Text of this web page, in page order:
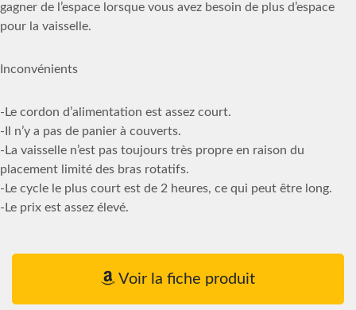
gagner de l’espace lorsque vous avez besoin de plus d’espace
pour la vaisselle.
Inconvénients
-Le cordon d’alimentation est assez court.
-Il n’y a pas de panier à couverts.
-La vaisselle n’est pas toujours très propre en raison du
placement limité des bras rotatifs.
-Le cycle le plus court est de 2 heures, ce qui peut être long.
-Le prix est assez élevé.
Voir la fiche produit